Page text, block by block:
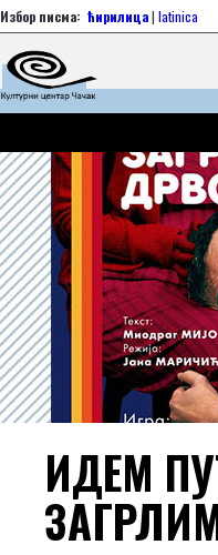
Избор писма: ћирилица| latinica
ИДЕМ